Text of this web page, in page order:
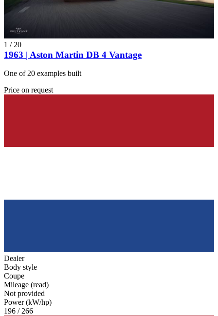
1 / 20
1963 | Aston Martin DB 4 Vantage
One of 20 examples built
Price on request
Dealer
Body style
Coupe
Mileage (read)
Not provided
Power (kW/hp)
196 / 266